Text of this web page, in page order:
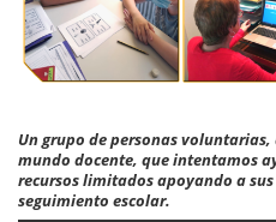
Un grupo de personas
mundo docente, que intentamos
recursos limitados apoyando a
seguimiento escolar.